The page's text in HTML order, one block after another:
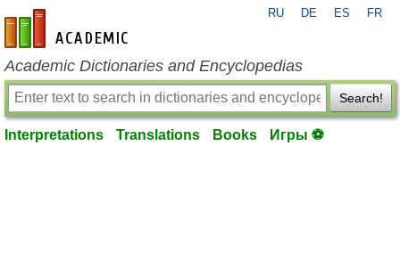
en-academic.com
RU DE ES FR
Academic Dictionaries and Encyclopedias
Search!
Interpretations Translations Books Игры ⚽